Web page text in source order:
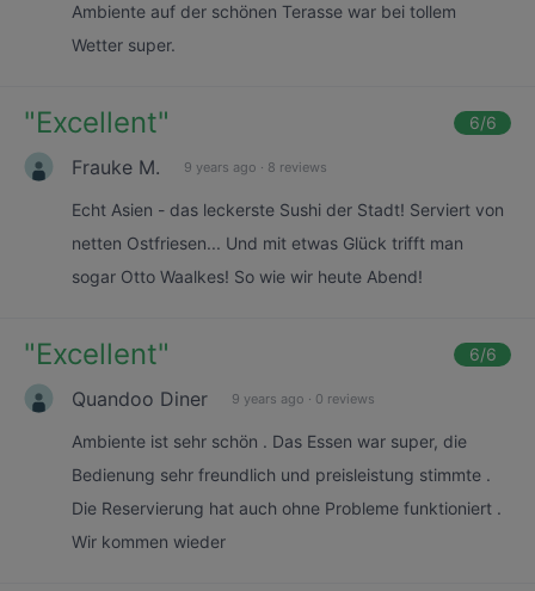
Ambiente auf der schönen Terasse war bei tollem
Wetter super.
"Excellent" 6/6
Frauke M. 9 years ago · 8 reviews
Echt Asien - das leckerste Sushi der Stadt! Serviert von
netten Ostfriesen... Und mit etwas Glück trifft man
sogar Otto Waalkes! So wie wir heute Abend!
"Excellent" 6/6
Quandoo Diner 9 years ago · 0 reviews
Ambiente ist sehr schön . Das Essen war super, die
Bedienung sehr freundlich und preisleistung stimmte .
Die Reservierung hat auch ohne Probleme funktioniert .
Wir kommen wieder